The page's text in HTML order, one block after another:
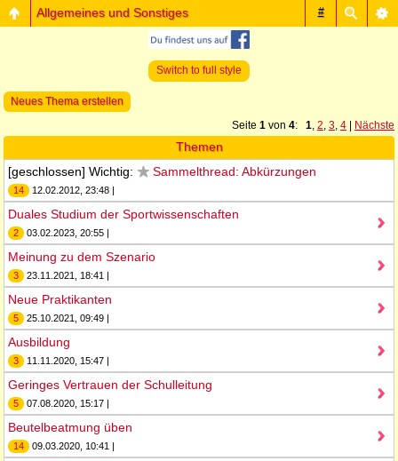
#
Allgemeines und Sonstiges
Switch to full style
Neues Thema erstellen
Seite 1 von 4: 1, 2, 3, 4 Nächste
Themen
[geschlossen] Wichtig:
Sammelthread: Abkürzungen
14 12.02.2012, 23:48 |
Duales Studium der Sportwissenschaften
2 03.02.2023, 20:55 |
Meinung zu dem Szenario
3 23.11.2021, 18:41 |
Neue Praktikanten
5 25.10.2021, 09:49 |
Ausbildung
3 11.11.2020, 15:47 |
Geringes Vertrauen der Schulleitung
5 07.08.2020, 15:17 |
Beutelbeatmung üben
14 09.03.2020, 10:41 |